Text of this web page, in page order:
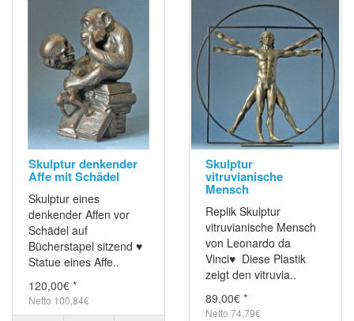
Skulptur denkender
Affe mit Schädel
Skulptur eines
denkender Affen vor
Schädel auf
Bücherstapel sitzend ♥
Statue eines Affe..
120,00€ *
Netto 100,84€
Skulptur
vitruvianische
Mensch
Replik Skulptur
vitruvianische Mensch
von Leonardo da
Vinci♥ Diese Plastik
zeigt den vitruvia..
89,00€ *
Netto 74,79€